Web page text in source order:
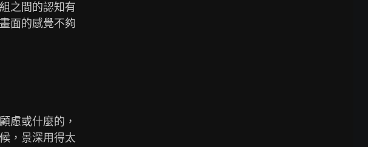
之間的認知有
面的感覺不夠
慮或什麼的，
，景深用得太